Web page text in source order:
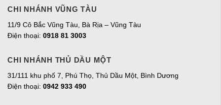
CHI NHÁNH VŨNG TÀU
11/9 Cô Bắc Vũng Tàu, Bà Rịa – Vũng Tàu
Điện thoại: 0918 81 3003
CHI NHÁNH THỦ DẦU MỘT
31/111 khu phố 7, Phú Thọ, Thủ Dầu Một, Bình Dương
Điện thoại: 0942 933 490